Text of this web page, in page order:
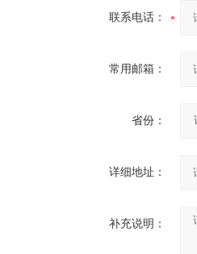
联系电话：
常用邮箱：
省份：
详细地址：
补充说明：